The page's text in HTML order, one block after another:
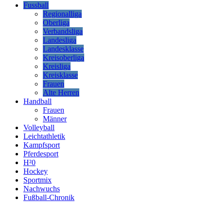
Fussball
Regionalliga
Oberliga
Verbandsliga
Landesliga
Landesklasse
Kreisoberliga
Kreisliga
Kreisklasse
Frauen
Alte Herren
Handball
Frauen
Männer
Volleyball
Leichtathletik
Kampfsport
Pferdesport
H²0
Hockey
Sportmix
Nachwuchs
Fußball-Chronik